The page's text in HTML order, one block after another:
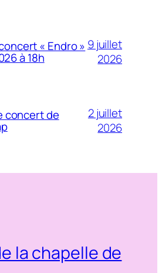
« Endro »
à 18h
9 juillet
2026
concert de
2 juillet
2026
la chapelle de